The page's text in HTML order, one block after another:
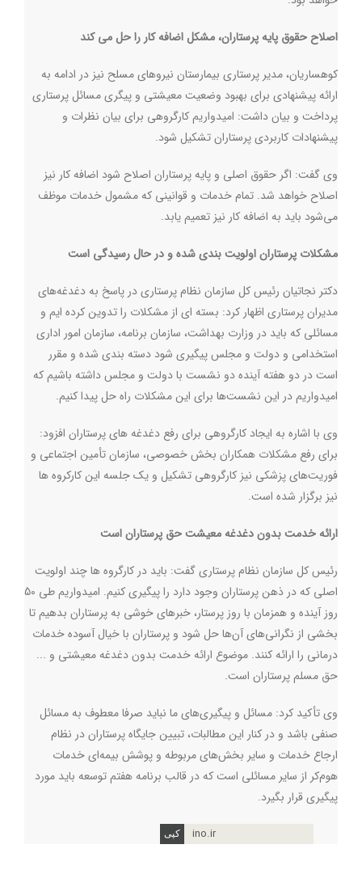
اصلاح حقوق پایه پرستاران، مشکل اضافه کار را حل می کند
کوهساریان، مدیر پرستاری بیمارستان نیروهای مسلح نیز در ادامه به
ارائه پیشنهادی برای بهبود وضعیت معیشتی و پیگری مسائل پرستاری
پرداخت و بیان داشت: امیدواریم کارگروهی برای بیان نظرات و
پیشنهادات کاربردی پرستاران تشکیل شود‌.
وی گفت: اگر حقوق اصلی و پایه پرستاران اصلاح شود اضافه کار نیز
اصلاح خواهد شد. تمام خدمات و قوانینی که مشمول خدمات موظف
می‌شود باید به اضافه کار نیز تعمیم یابد.
مشکلات پرستاران اولویت بندی شده و در حال رسیدگی است
دکتر نجاتیان رئیس کل سازمان نظام پرستاری در پاسخ به دغدغه‌های
مدیران پرستاری اظهار کرد: بسته ای از مشکلات را تدوین کرده ایم و
مسائلی که باید در وزارت بهداشت، سازمان برنامه، سازمان امور اداری
استخدامی و دولت و مجلس پیگیری شود دسته بندی شده و مقرر
است در دو هفته آینده دو نشست با دولت و مجلس داشته باشیم که
امیدواریم در این نشست‌ها برای این مشکلات راه حل پیدا کنیم.
وی با اشاره به ایجاد کارگروهی برای رفع دغدغه های پرستاران افزود:
برای رفع مشکلات همکاران بخش خصوصی، سازمان تأمین اجتماعی و
فوریت‌های پزشکی نیز کارگروهی تشکیل و یک جلسه این کارکروه ها
نیز برگزار شده است.
ارائه خدمت بدون دغدغه معیشت حق پرستاران است
رئیس کل سازمان نظام پرستاری گفت: باید در کارگروه ها چند اولویت
اصلی که در ذهن پرستاران وجود دارد را پیگیری کنیم. امیدواریم طی 50
روز آینده و همزمان با روز پرستار، خبرهای خوشی به پرستاران بدهیم تا
بخشی از نگرانی‌های آن‌ها حل شود و پرستاران با خیال آسوده خدمات
درمانی را ارائه کنند. موضوع ارائه خدمت بدون دغدغه معیشتی و ...
حق مسلم پرستاران است.
وی تأکید کرد: مسائل و پیگیری‌های ما نباید صرفا معطوف به مسائل
صنفی باشد و در کنار این مطالبات، تبیین جایگاه پرستاران در نظام
ارجاع خدمات و سایر بخش‌های مربوطه و پوشش بیمه‌ای خدمات
هوم‌کر از سایر مسائلی است که در قالب برنامه هفتم توسعه باید مورد
پیگیری قرار بگیرد.
ino.ir